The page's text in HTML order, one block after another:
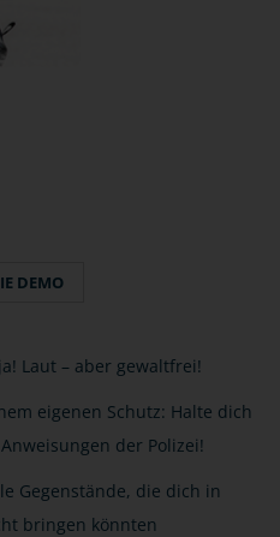
DEMO
Laut – aber gewaltfrei!
eigenen Schutz: Halte dich
der Polizei!
Gegenstände, die dich in
bringen könnten